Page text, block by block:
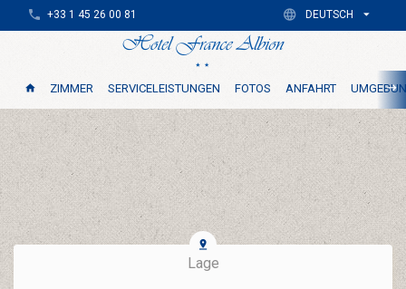
ZIMMER SERVICELEISTUNGEN FOTOS ANFAHRT
+33 1 45 26 00 81 DEUTSCH
Lage